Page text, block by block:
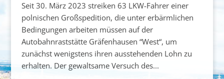
Seit 30. März 2023 streiken 63 LKW-Fahrer einer
polnischen Großspedition, die unter erbärmlichen
Bedingungen arbeiten müssen auf der
Autobahnraststätte Gräfenhausen “West“, um
zunächst wenigstens ihren ausstehenden Lohn zu
erhalten. Der gewaltsame Versuch des...